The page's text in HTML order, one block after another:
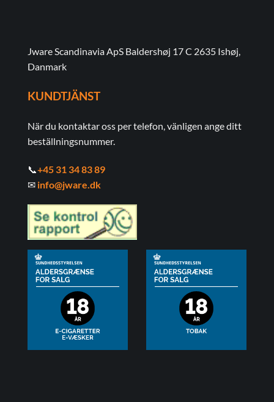
Jware Scandinavia ApS Baldershøj 17 C 2635 Ishøj,
Danmark
KUNDTJÄNST
När du kontaktar oss per telefon, vänligen ange ditt
beställningsnummer.
📞+45 31 34 83 89
✉ info@jware.dk